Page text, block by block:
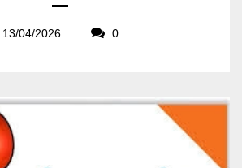
13/04/2026 0